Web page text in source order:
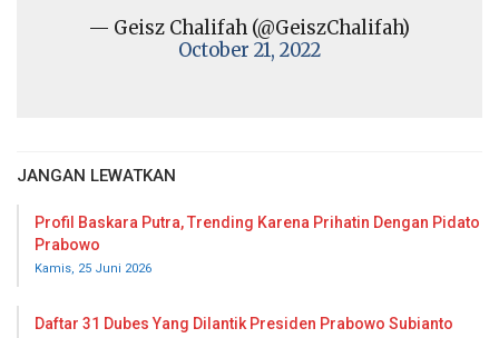
— Geisz Chalifah (@GeiszChalifah)
October 21, 2022
JANGAN LEWATKAN
Profil Baskara Putra, Trending Karena Prihatin Dengan Pidato
Prabowo
Kamis, 25 Juni 2026
Daftar 31 Dubes Yang Dilantik Presiden Prabowo Subianto